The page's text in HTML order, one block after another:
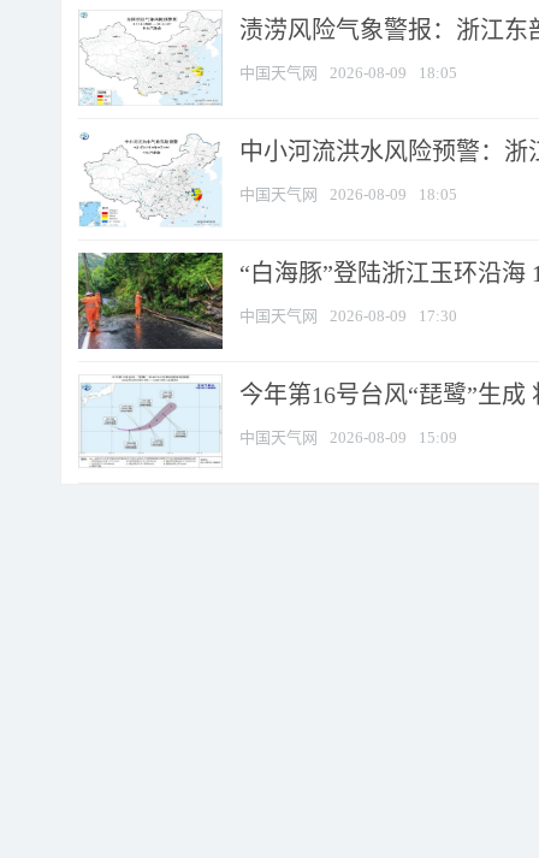
渍涝风险气象警报：浙江
中国天气网 2026-08-09 18:05
中小河流洪水风险预警：
中国天气网 2026-08-09 18:05
“白海豚”登陆浙江玉环沿海
中国天气网 2026-08-09 17:30
今年第16号台风“琵鹭”生
中国天气网 2026-08-09 15:09